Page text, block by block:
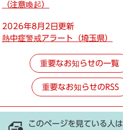
（注意喚起）
2026年8月2日更新
熱中症警戒アラート（埼玉県）
重要なお知らせの一覧
重要なお知らせのRSS
このページを見ている人は